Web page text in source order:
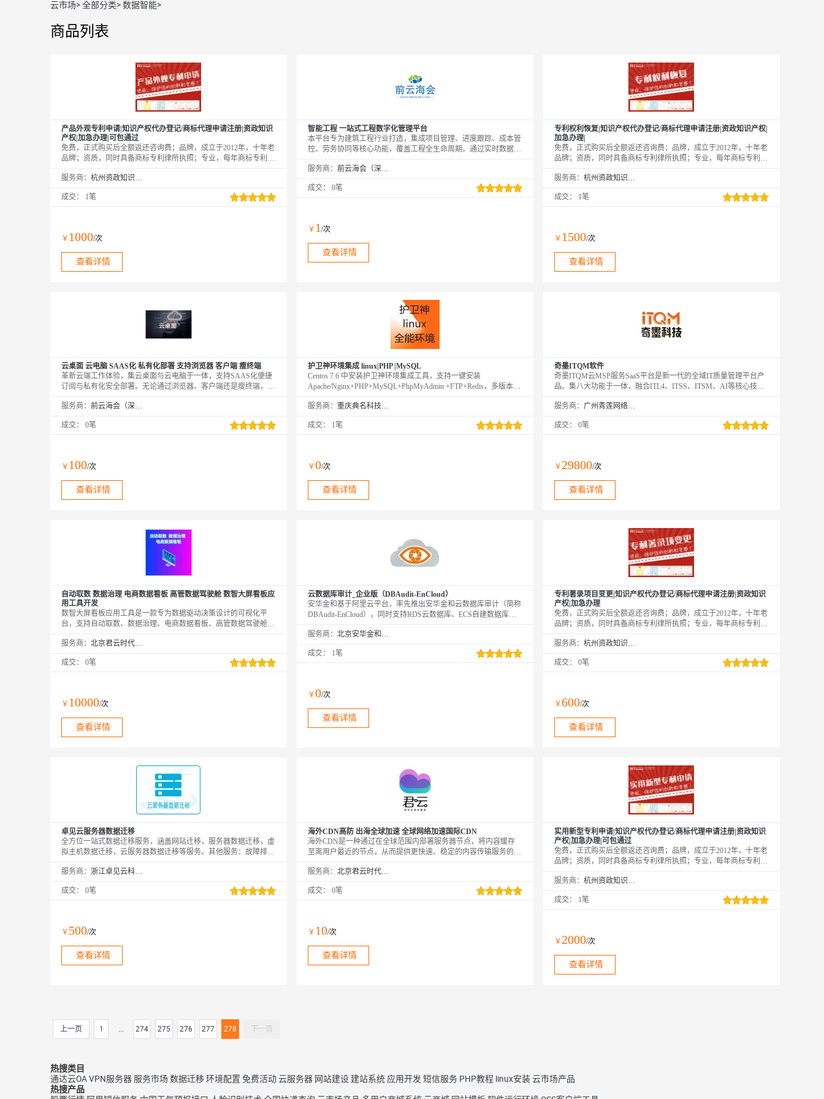
云市场>全部分类>数据智能>
商品列表
产品外观专利申请|知识产权代办登记/商标代理申请注册|资政知识
产权|加急办理|可包通过
免费，正式购买后全额返还咨询费；品牌，成立于2012年，十年老
品牌；资质，同时具备商标专利律所执照；专业，每年商标专利申
和申请号，全额退款。后期可以免费维权，阿里云客户专享。
服务商： 杭州资政知识产权咨询服务有限公司
成交： 1笔
￥ 1000/次
查看详情
智能工程 一站式工程数字化管理平台
本平台专为建筑工程行业打造，集成项目管理、进度跟踪、成本管
控、劳务协同等核心功能，覆盖工程全生命周期。通过实时数据采
险。支持移动端与PC端多设备操作，结合智能预警机制，提升现
保、物料管控等行业痛点，帮助施工企业实现流程优化、成本节约
服务商： 前云海会（深圳）技术有限公司
成交： 0笔
￥ 1 /次
查看详情
专利权利恢复|知识产权代办登记/商标代理申请注册|资政知识产权|
加急办理|
免费，正式购买后全额返还咨询费；品牌，成立于2012年，十年老
品牌；资质，同时具备商标专利律所执照；专业，每年商标专利申
和申请号，全额退款。后期可以免费维权，阿里云客户专享。
服务商： 杭州资政知识产权咨询服务有限公司
成交： 1笔
￥ 1500/次
查看详情
云桌面 云电脑 SAAS化 私有化部署 支持浏览器 客户端 瘦终端
革新云端工作体验，集云桌面与云电脑于一体，支持SAAS化便捷
订阅与私有化安全部署。无论通过浏览器、客户端还是瘦终端，都
层安全防护机制保障数据安全。统一管理平台简化运维，灵活计费
场景，让云端工作更加高效、安全、灵活。
服务商： 前云海会（深圳）技术有限公司
成交： 0笔
￥ 100/次
查看详情
护卫神环境集成 linux|PHP |MySQL
Centos 7.6 中安装护卫神环境集成工具，支持一键安装
Apache/Nginx+PHP+MySQL+PhpMyAdmin +FTP+Redis，多版本支
服务商：
重庆典名科技有限公司
成交： 1笔
￥0/次
查看详情
奇墨ITQM软件
奇墨ITQM云MSP服务SaaS平台是新一代的全域IT质量管理平台产
品。集八大功能于一体，融合ITL4、ITSS、ITSM、AI等核心技
产、费用、性能、事态等的智能化IT运维管理服务与解决方案，极
和业务交付敏捷性。
服务商： 广州青莲网络科技有限公司
成交： 0笔
￥ 29800/次
查看详情
自动取数 数据治理 电商数据看板 高管数据驾驶舱 数智大屏看板应
用工具开发
数智大屏看板应用工具是一款专为数据驱动决策设计的可视化平
台，支持自动取数、数据治理、电商数据看板、高管数据驾驶舱等
务洞察，助力管理层快速做出决策。该工具支持多数据源集成，确
升运营效率和竞争力。
服务商： 北京君云时代科技有限公司
成交： 0笔
￥ 10000/次
查看详情
云数据库审计_企业版（DBAudit-EnCloud）
安华金和基于阿里云平台，率先推出安华金和云数据库审计（简称
DBAudit-EnCloud），同时支持RDS云数据库、ECS自建数据库、
性要求。
服务商： 北京安华金和科技有限公司
成交： 1笔
￥0/次
查看详情
专利著录项目变更|知识产权代办登记/商标代理申请注册|资政知识
产权|加急办理
免费，正式购买后全额返还咨询费；品牌，成立于2012年，十年老
品牌；资质，同时具备商标专利律所执照；专业，每年商标专利申
和申请号，全额退款。后期可以免费维权，阿里云客户专享。
服务商： 杭州资政知识产权咨询服务有限公司
成交： 0笔
￥600/次
查看详情
卓见云服务器数据迁移
全方位一站式数据迁移服务，涵盖网站迁移，服务器数据迁移，虚
拟主机数据迁移，云服务器数据迁移等服务。其他服务：故障排
15068199930
服务商： 浙江卓见云科技有限公司
成交： 0笔
￥ 500/次
查看详情
海外CDN高防 出海全球加速 全球网络加速国际CDN
海外CDN是一种通过在全球范围内部署服务器节点，将内容缓存
至离用户最近的节点，从而提供更快速、稳定的内容传输服务的技
网络延迟、带宽限制等问题，提升用户访问体验和网站性能。
服务商： 北京君云时代科技有限公司
成交： 0笔
￥ 10/次
查看详情
实用新型专利申请|知识产权代办登记/商标代理申请注册|资政知识
产权|加急办理|可包通过
免费，正式购买后全额返还咨询费；品牌，成立于2012年，十年老
品牌；资质，同时具备商标专利律所执照；专业，每年商标专利申
和申请号，全额退款。后期可以免费维权，阿里云客户专享。
服务商： 杭州资政知识产权咨询服务有限公司
成交： 1笔
￥ 2000/次
查看详情
上一页 1 ... 274 275 276 277 278 下一页
热搜类目
通达云OAVPN服务器 服务市场数据迁移环境配置 免费活动云服务器 网站建设 建站系统 应用开发 短信服务 PHP教程 linux安装云市场产品
热搜产品